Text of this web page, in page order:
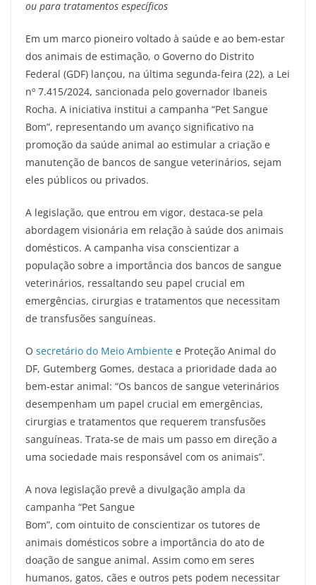
ou para tratamentos específicos
Em um marco pioneiro voltado à saúde e ao bem-estar
dos animais de estimação, o Governo do Distrito
Federal (GDF) lançou, na última segunda-feira (22), a Lei
nº 7.415/2024, sancionada pelo governador Ibaneis
Rocha. A iniciativa institui a campanha “Pet Sangue
Bom”, representando um avanço significativo na
promoção da saúde animal ao estimular a criação e
manutenção de bancos de sangue veterinários, sejam
eles públicos ou privados.
A legislação, que entrou em vigor, destaca-se pela
abordagem visionária em relação à saúde dos animais
domésticos. A campanha visa conscientizar a
população sobre a importância dos bancos de sangue
veterinários, ressaltando seu papel crucial em
emergências, cirurgias e tratamentos que necessitam
de transfusões sanguíneas.
O secretário do Meio Ambiente e Proteção Animal do
DF, Gutemberg Gomes, destaca a prioridade dada ao
bem-estar animal: “Os bancos de sangue veterinários
desempenham um papel crucial em emergências,
cirurgias e tratamentos que requerem transfusões
sanguíneas. Trata-se de mais um passo em direção a
uma sociedade mais responsável com os animais”.
A nova legislação prevê a divulgação ampla da
campanha “Pet Sangue
Bom”, com ointuito de conscientizar os tutores de
animais domésticos sobre a importância do ato de
doação de sangue animal. Assim como em seres
humanos, gatos, cães e outros pets podem necessitar